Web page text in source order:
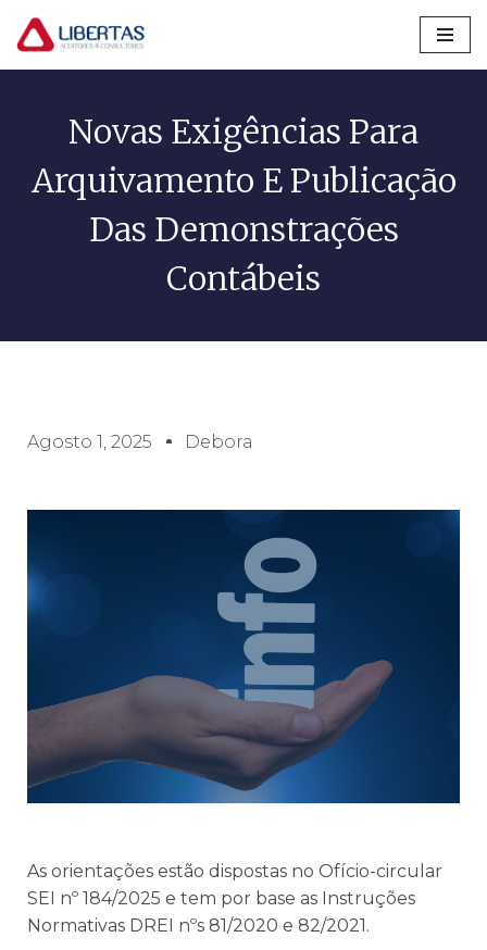
Pular
conteúdoNovas Exigências Para
Arquivamento E Publicação
Das Demonstrações
Contábeis
Agosto 1, 2025 Debora
As orientações estão dispostas no Ofício-circular
SEI nº 184/2025 e tem por base as Instruções
Normativas DREI nºs 81/2020 e 82/2021.